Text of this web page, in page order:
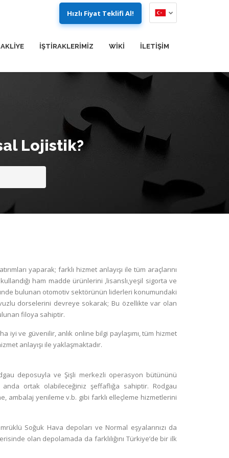
Hızlı Fiyat Teklifi Al!
İŞTİRAKLERİMİZ WIKI İLETİŞİM
Lojistik?
yaparak; farklı hizmet anlayışı ile tüm araçlarını
ham madde ürünlerini ,lisanslı,yeşil sigorta ve
bulunan otomotiv sektörünün liderleri konumundaki
dorselerini devreye sokarak; Bu özellikte var olan
filoya sahiptir.
iyi ve güvenilir, anlık online bilgi paylaşımı, tüm hizmet
anlayışı ile yaklaşmaktadır.
deposuyla ve Şişli merkezli operasyon bütününü
ortak olabileceğiniz şeffaflığa sahiptir. Rodgau
ambalaj yenileme v.b. gibi farklı elleçleme hizmetlerini
Soğuk Hava depoları ve Normal eşyalarınızı da
olan depolamada da farklılığını Türkiye’de bir ilk